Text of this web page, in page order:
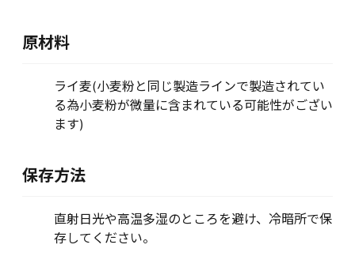
原材料
ライ麦(小麦粉と同じ製造ラインで製造されてい
る為小麦粉が微量に含まれている可能性がござい
ます)
保存方法
直射日光や高温多湿のところを避け、冷暗所で保
存してください。